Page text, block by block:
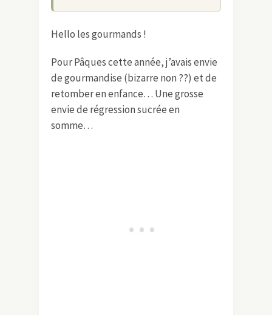
Hello les gourmands !
Pour Pâques cette année, j’avais envie
de gourmandise (bizarre non ??) et de
retomber en enfance… Une grosse
envie de régression sucrée en
somme…